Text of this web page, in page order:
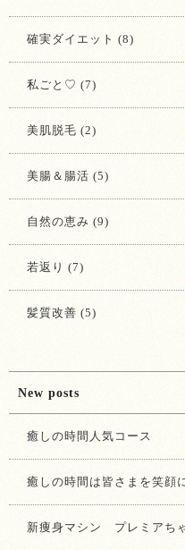
確実ダイエット (8)
私ごと♡ (7)
美肌脱毛 (2)
美腸＆腸活 (5)
自然の恵み (9)
若返り (7)
髪質改善 (5)
New posts
癒しの時間人気コース
癒しの時間は皆さまを笑顔
新痩身マシン プレミアち